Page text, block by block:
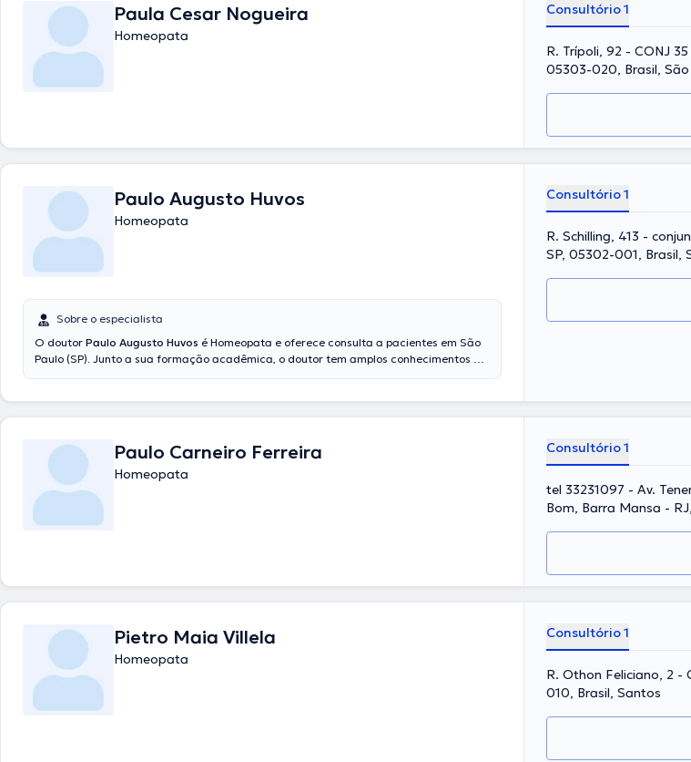
Paula Cesar Nogueira
Homeopata
Consultório 1
R. Trípoli, 92 - CONJ
05303-020, Brasil, São
Paulo Augusto Huvos
Homeopata
Sobre o especialista
O doutor Paulo Augusto Huvos é Homeopata e oferece consulta a pacientes em São
Paulo (SP). Junto a sua formação acadêmica, o doutor tem amplos conhecimentos em
especialização e já publicou numerosos comunicados. Cabe ressaltar que, o
profissional de saúde pode te atender em Inglês Português em seu consultório.
Consultório 1
R. Schilling, 413 -
SP, 05302-001, Brasil,
Paulo Carneiro Ferreira
Homeopata
Consultório 1
tel 33231097 - Av.
Bom, Barra Mansa -
Pietro Maia Villela
Homeopata
Consultório 1
R. Othon Feliciano, 2 -
010, Brasil, Santos